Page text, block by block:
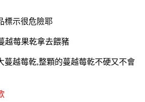
標示很危險耶
越莓果乾拿去餵豬
蔓越莓乾,整顆的蔓越莓乾不硬又不會